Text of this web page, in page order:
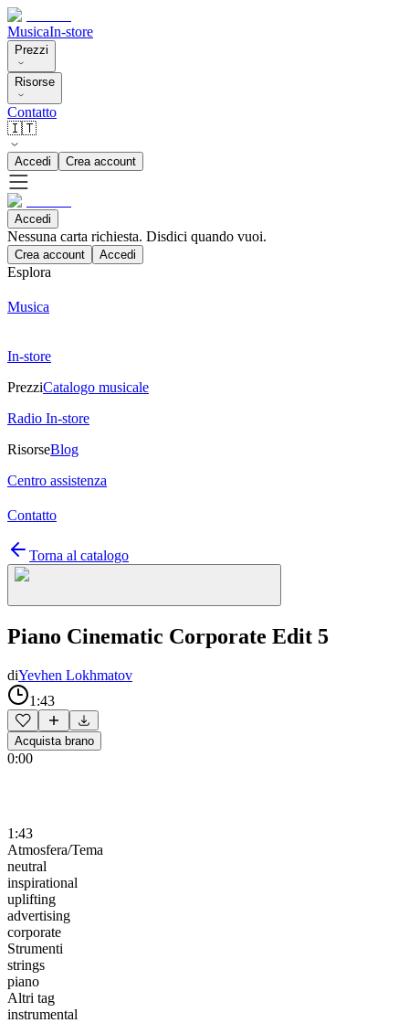
MusicaIn-store
Prezzi
Risorse
Contatto
🇮🇹
Accedi Crea account
Accedi
Nessuna carta richiesta. Disdici quando vuoi.
Crea account Accedi
Esplora
Musica
In-store
PrezziCatalogo musicale
Radio In-store
RisorseBlog
Centro assistenza
Contatto
Torna al catalogo
Piano Cinematic Corporate Edit 5
diYevhen Lokhmatov
1:43
Acquista brano
0:00
1:43
Atmosfera/Tema
neutral
inspirational
uplifting
advertising
corporate
Strumenti
strings
piano
Altri tag
instrumental